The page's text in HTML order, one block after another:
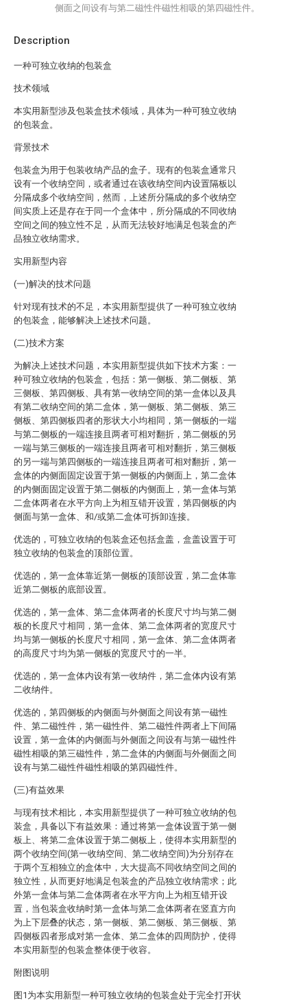
Description
一种可独立收纳的包装盒
技术领域
本实用新型涉及包装盒技术领域，具体为一种可独立收纳
的包装盒。
背景技术
包装盒为用于包装收纳产品的盒子。现有的包装盒通常只
设有一个收纳空间，或者通过在该收纳空间内设置隔板以
分隔成多个收纳空间，然而，上述所分隔成的多个收纳空
间实质上还是存在于同一个盒体中，所分隔成的不同收纳
空间之间的独立性不足，从而无法较好地满足包装盒的产
品独立收纳需求。
实用新型内容
(一)解决的技术问题
针对现有技术的不足，本实用新型提供了一种可独立收纳
的包装盒，能够解决上述技术问题。
(二)技术方案
为解决上述技术问题，本实用新型提供如下技术方案：一
种可独立收纳的包装盒，包括：第一侧板、第二侧板、第
三侧板、第四侧板、具有第一收纳空间的第一盒体以及具
有第二收纳空间的第二盒体，第一侧板、第二侧板、第三
侧板、第四侧板四者的形状大小均相同，第一侧板的一端
与第二侧板的一端连接且两者可相对翻折，第二侧板的另
一端与第三侧板的一端连接且两者可相对翻折，第三侧板
的另一端与第四侧板的一端连接且两者可相对翻折，第一
盒体的内侧面固定设置于第一侧板的内侧面上，第二盒体
的内侧面固定设置于第二侧板的内侧面上，第一盒体与第
二盒体两者在水平方向上为相互错开设置，第四侧板的内
侧面与第一盒体、和/或第二盒体可拆卸连接。
优选的，可独立收纳的包装盒还包括盒盖，盒盖设置于可
独立收纳的包装盒的顶部位置。
优选的，第一盒体靠近第一侧板的顶部设置，第二盒体靠
近第二侧板的底部设置。
优选的，第一盒体、第二盒体两者的长度尺寸均与第二侧
板的长度尺寸相同，第一盒体、第二盒体两者的宽度尺寸
均与第一侧板的长度尺寸相同，第一盒体、第二盒体两者
的高度尺寸均为第一侧板的宽度尺寸的一半。
优选的，第一盒体内设有第一收纳件，第二盒体内设有第
二收纳件。
优选的，第四侧板的内侧面与外侧面之间设有第一磁性
件、第二磁性件，第一磁性件、第二磁性件两者上下间隔
设置，第一盒体的内侧面与外侧面之间设有与第一磁性件
磁性相吸的第三磁性件，第二盒体的内侧面与外侧面之间
设有与第二磁性件磁性相吸的第四磁性件。
(三)有益效果
与现有技术相比，本实用新型提供了一种可独立收纳的包
装盒，具备以下有益效果：通过将第一盒体设置于第一侧
板上、将第二盒体设置于第二侧板上，使得本实用新型的
两个收纳空间(第一收纳空间、第二收纳空间)为分别存在
于两个互相独立的盒体中，大大提高不同收纳空间之间的
独立性，从而更好地满足包装盒的产品独立收纳需求；此
外第一盒体与第二盒体两者在水平方向上为相互错开设
置，当包装盒收纳时第一盒体与第二盒体两者在竖直方向
为上下层叠的状态，第一侧板、第二侧板、第三侧板、第
四侧板四者形成对第一盒体、第二盒体的四周防护，使得
本实用新型的包装盒整体便于收容。
附图说明
图1为本实用新型一种可独立收纳的包装盒处于完全打开状
侧面之间设有与第二磁性件磁性相吸的第四磁性件。